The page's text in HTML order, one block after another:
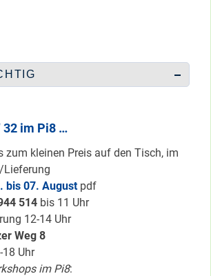
32 im Pi8 …
zum kleinen Preis auf den Tisch, im
Lieferung
bis 07. August pdf
4 514 bis 11 Uhr
12-14 Uhr
Weg 8
18 Uhr
im Pi8: